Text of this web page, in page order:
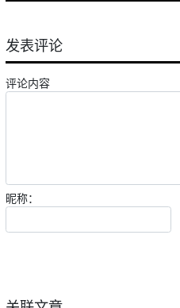
发表评论
评论内容
昵称：